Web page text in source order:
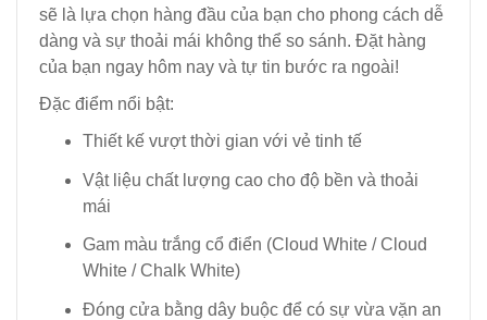
sẽ là lựa chọn hàng đầu của bạn cho phong cách dễ
dàng và sự thoải mái không thể so sánh. Đặt hàng
của bạn ngay hôm nay và tự tin bước ra ngoài!
Đặc điểm nổi bật:
Thiết kế vượt thời gian với vẻ tinh tế
Vật liệu chất lượng cao cho độ bền và thoải
mái
Gam màu trắng cổ điển (Cloud White / Cloud
White / Chalk White)
Đóng cửa bằng dây buộc để có sự vừa vặn an